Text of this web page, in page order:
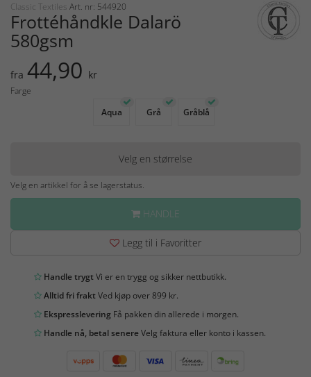
Classic Textiles Art. nr: 544920
Frottéhåndkle Dalarö
580gsm
fra 44,90 kr
Farge
Aqua
Grå Gråblå
Velg en størrelse
Velg en artikkel for å se lagerstatus.
HANDLE
Legg til i Favoritter
Handle trygtVi er en trygg og sikker nettbutikk.
Alltid fri fraktVed kjøp over 899 kr.
Ekspresslevering Få pakken din allerede i morgen.
Handle nå, betal senereVelg faktura eller konto i kassen.